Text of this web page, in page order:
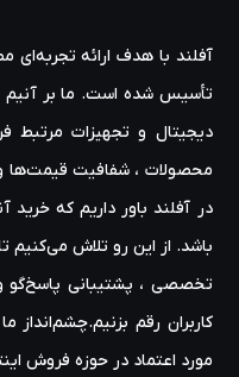
آفلند با هدف ارائه‌ تجربه‌ای
تأسیس شده است. ما بر آنیم
دیجیتال و تجهیزات مرتبط
محصولات ، شفافیت قیمت‌ها و
در آفلند باور داریم که
باشد. از این رو تلاش می‌کنیم
تخصصی ، پشتیبانی پاسخ‌گو و
کاربران رقم
مورد اعتماد در حوزه‌ فروش